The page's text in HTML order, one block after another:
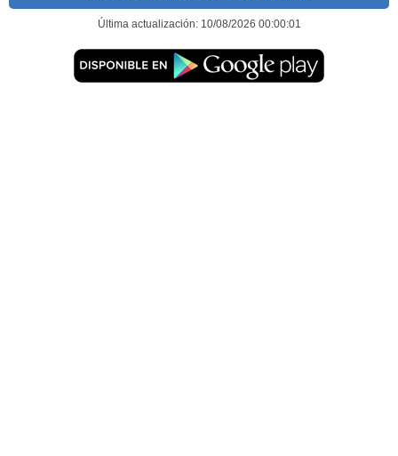
Última actualización: 10/08/2026 00:00:01